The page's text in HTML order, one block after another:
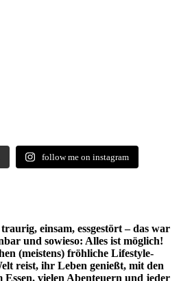
follow me on instagram
einsam, essgestört – das war
und sowieso: Alles ist möglich!
(meistens) fröhliche Lifestyle-
reist, ihr Leben genießt, mit den
Essen, vielen Abenteuern und jeder